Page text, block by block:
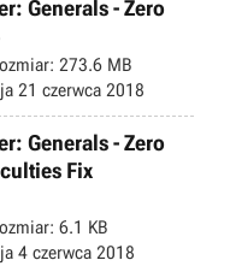
Generals - Zero
273.6 MB
21 czerwca 2018
Generals - Zero
Fix
6.1 KB
4 czerwca 2018